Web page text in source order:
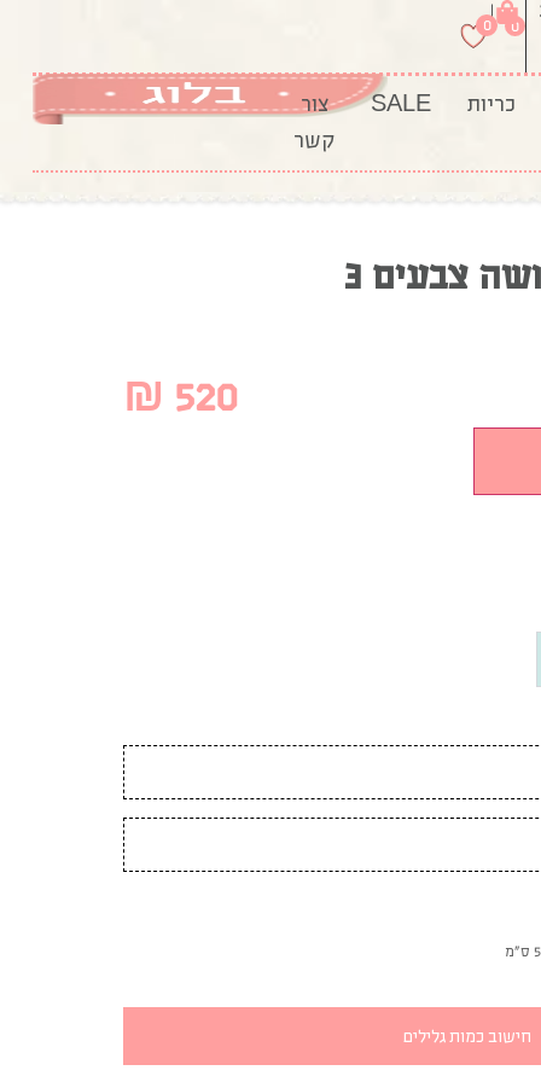
0
|
0
כריות SALE
צור
קשר
צבעים 3
₪ 520
חישוב כמות גלילים